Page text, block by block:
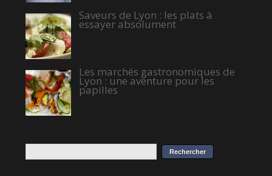
Saveurs de Lyon : les plats à
essayer absolument
Les marchés gastronomiques de
Lyon : une aventure pour les
papilles